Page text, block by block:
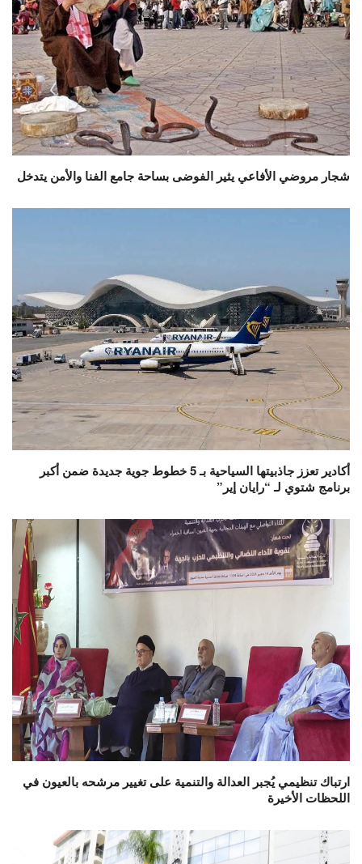
شجار مروضي الأفاعي يثير الفوضى بساحة جامع الفنا والأمن يتدخل
أكادير تعزز جاذبيتها السياحية بـ 5 خطوط جوية جديدة ضمن أكبر
برنامج شتوي لـ “رايان إير”
ارتباك تنظيمي يُجبر العدالة والتنمية على تغيير مرشحه بالعيون في
اللحظات الأخيرة